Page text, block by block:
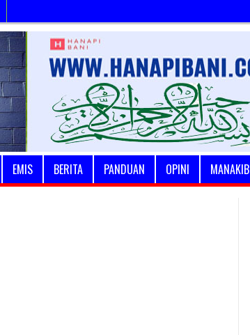
EMIS BERITA PANDUAN OPINI MANAKIB